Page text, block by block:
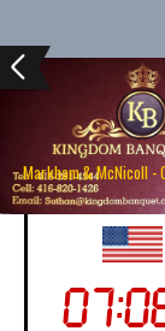
Markham & McNicoll -
UK